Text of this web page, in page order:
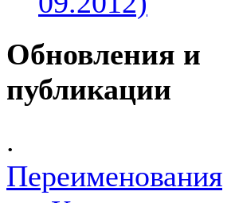
Обновления и
публикации
.
Переименования